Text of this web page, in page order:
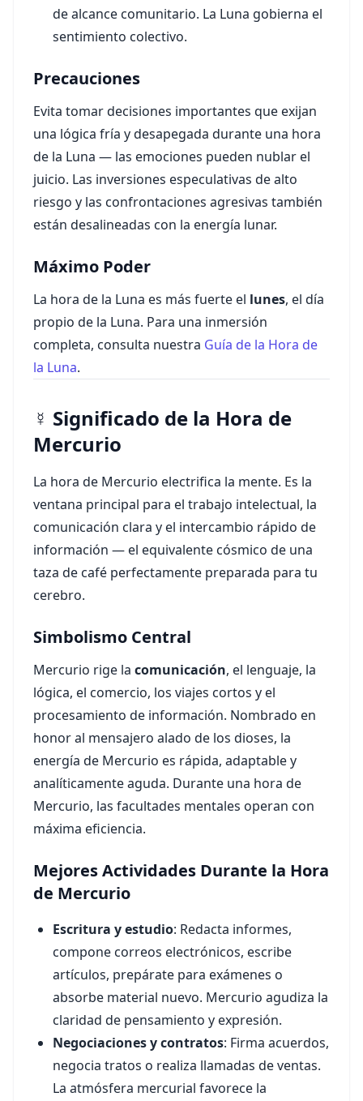
de alcance comunitario. La Luna gobierna el
sentimiento colectivo.
Precauciones
Evita tomar decisiones importantes que exijan
una lógica fría y desapegada durante una hora
de la Luna — las emociones pueden nublar el
juicio. Las inversiones especulativas de alto
riesgo y las confrontaciones agresivas también
están desalineadas con la energía lunar.
Máximo Poder
La hora de la Luna es más fuerte el lunes, el día
propio de la Luna. Para una inmersión
completa, consulta nuestra Guía de la Hora de
la Luna.
☿ Significado de la Hora de
Mercurio
La hora de Mercurio electrifica la mente. Es la
ventana principal para el trabajo intelectual, la
comunicación clara y el intercambio rápido de
información — el equivalente cósmico de una
taza de café perfectamente preparada para tu
cerebro.
Simbolismo Central
Mercurio rige la comunicación, el lenguaje, la
lógica, el comercio, los viajes cortos y el
procesamiento de información. Nombrado en
honor al mensajero alado de los dioses, la
energía de Mercurio es rápida, adaptable y
analíticamente aguda. Durante una hora de
Mercurio, las facultades mentales operan con
máxima eficiencia.
Mejores Actividades Durante la Hora
de Mercurio
Escritura y estudio: Redacta informes,
compone correos electrónicos, escribe
artículos, prepárate para exámenes o
absorbe material nuevo. Mercurio agudiza la
claridad de pensamiento y expresión.
Negociaciones y contratos: Firma acuerdos,
negocia tratos o realiza llamadas de ventas.
La atmósfera mercurial favorece la